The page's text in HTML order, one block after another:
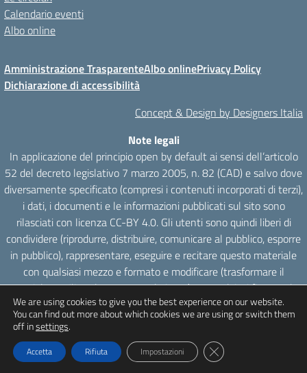
Calendario eventi
Albo online
Amministrazione TrasparenteAlbo onlinePrivacy Policy
Dichiarazione di accessibilità
Concept & Design by Designers Italia
Note legali
In applicazione del principio open by default ai sensi dell’articolo
52 del decreto legislativo 7 marzo 2005, n. 82 (CAD) e salvo dove
diversamente specificato (compresi i contenuti incorporati di terzi),
i dati, i documenti e le informazioni pubblicati sul sito sono
rilasciati con licenza CC-BY 4.0. Gli utenti sono quindi liberi di
condividere (riprodurre, distribuire, comunicare al pubblico, esporre
in pubblico), rappresentare, eseguire e recitare questo materiale
con qualsiasi mezzo e formato e modificare (trasformare il
materiale e utilizzarlo per opere derivate) per qualsiasi fine, anche
commerciale con il solo onere di attribuzione, senza apporre
restrizioni aggiuntive.
We are using cookies to give you the best experience on our website.
You can find out more about which cookies we are using or switch them
off insettings.
Accetta Rifiuta Impostazioni Close GDPR Cookie